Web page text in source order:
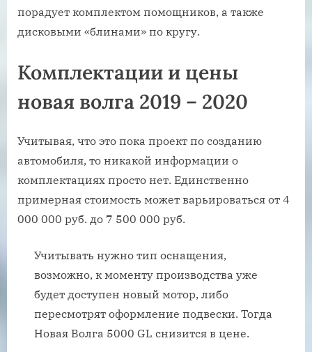
порадует комплектом помощников, а также
дисковыми «блинами» по кругу.
Комплектации и цены
новая волга 2019 – 2020
Учитывая, что это пока проект по созданию
автомобиля, то никакой информации о
комплектациях просто нет. Единственно
примерная стоимость может варьироваться от 4
000 000 руб. до 7 500 000 руб.
Учитывать нужно тип оснащения,
возможно, к моменту производства уже
будет доступен новый мотор, либо
пересмотрят оформление подвески. Тогда
Новая Волга 5000 GL снизится в цене.